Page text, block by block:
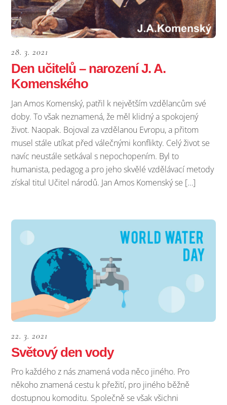
28. 3. 2021
Den učitelů – narození J. A.
Komenského
Jan Amos Komenský, patřil k největším vzdělancům své
doby. To však neznamená, že měl klidný a spokojený
život. Naopak. Bojoval za vzdělanou Evropu, a přitom
musel stále utíkat před válečnými konflikty. Celý život se
navíc neustále setkával s nepochopením. Byl to
humanista, pedagog a pro jeho skvělé vzdělávací metody
získal titul Učitel národů. Jan Amos Komenský se […]
22. 3. 2021
Světový den vody
Pro každého z nás znamená voda něco jiného. Pro
někoho znamená cestu k přežití, pro jiného běžně
dostupnou komoditu. Společně se však všichni